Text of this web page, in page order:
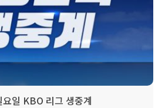
일 KBO 리그 생중계